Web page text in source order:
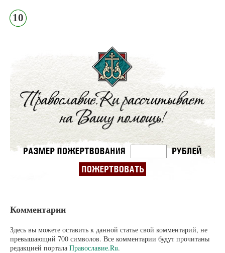
10
Комментарии
Здесь вы можете оставить к данной статье свой комментарий, не
превышающий 700 символов. Все комментарии будут прочитаны
редакцией портала Православие.Ru.